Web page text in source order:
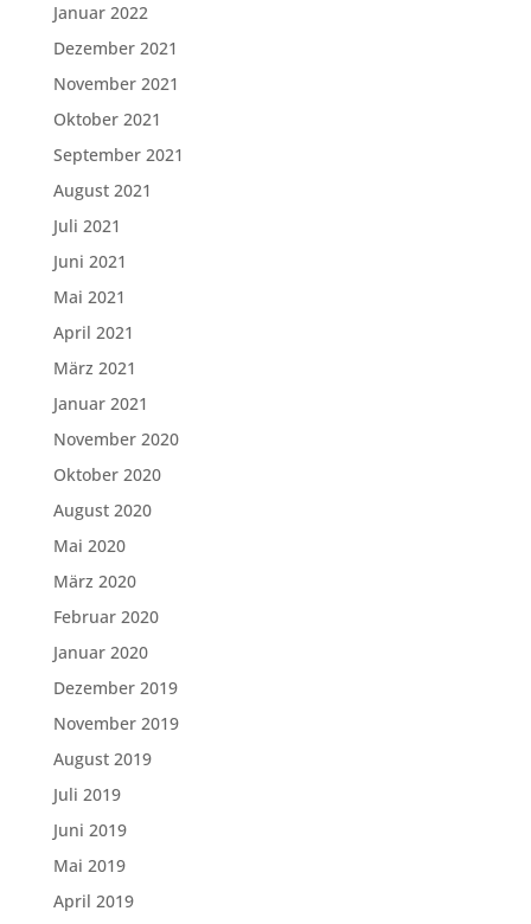
Januar 2022
Dezember 2021
November 2021
Oktober 2021
September 2021
August 2021
Juli 2021
Juni 2021
Mai 2021
April 2021
März 2021
Januar 2021
November 2020
Oktober 2020
August 2020
Mai 2020
März 2020
Februar 2020
Januar 2020
Dezember 2019
November 2019
August 2019
Juli 2019
Juni 2019
Mai 2019
April 2019